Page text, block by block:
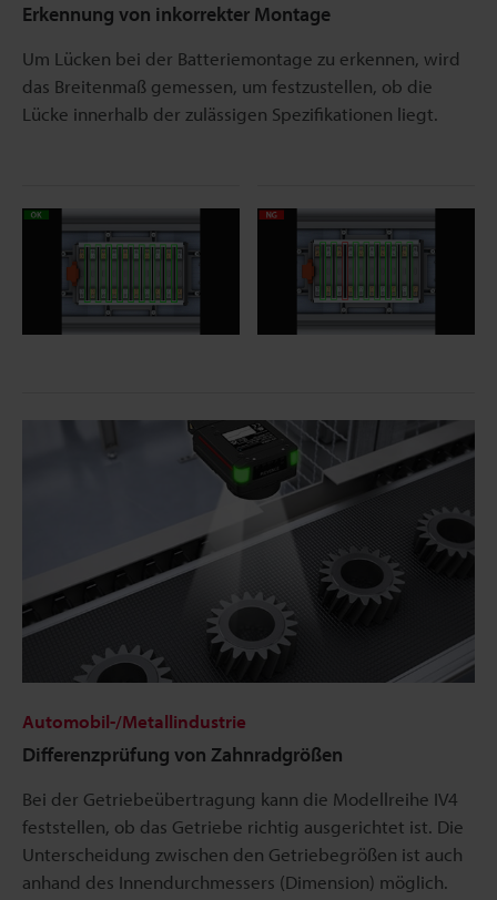
Erkennung von inkorrekter Montage
Um Lücken bei der Batteriemontage zu erkennen, wird
das Breitenmaß gemessen, um festzustellen, ob die
Lücke innerhalb der zulässigen Spezifikationen liegt.
Automobil-/Metallindustrie
Differenzprüfung von Zahnradgrößen
Bei der Getriebeübertragung kann die Modellreihe IV4
feststellen, ob das Getriebe richtig ausgerichtet ist. Die
Unterscheidung zwischen den Getriebegrößen ist auch
anhand des Innendurchmessers (Dimension) möglich.